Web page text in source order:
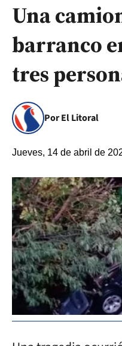
Una
barranco
tres
Por El Litoral
Jueves, 14 de abril de